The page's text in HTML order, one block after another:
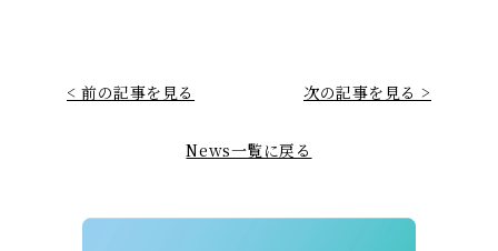
< 前の記事を見る 次の記事を見る >
News一覧に戻る